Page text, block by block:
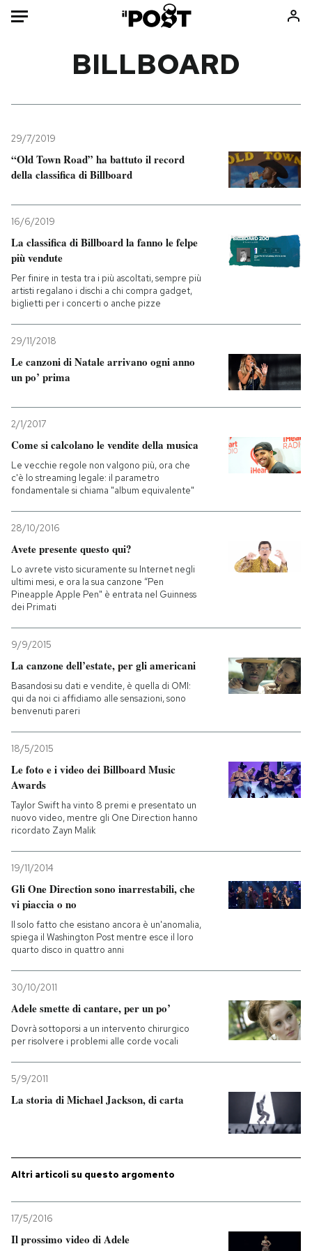
Mondo
Politica
Tecnologia
Scienza
Cultura
Economia
Sport
Consumismi
Europa
Mondiali calcio 2026
PODCAST
NEWSLETTER
SHOP
CALENDARIO
AREA PERSONALE
Entra
BILLBOARD
29/7/2019
“Old Town Road” ha battuto il record
della classifica di Billboard
16/6/2019
La classifica di Billboard la fanno le felpe
più vendute
Per finire in testa tra i più ascoltati, sempre più
artisti regalano i dischi a chi compra gadget,
biglietti per i concerti o anche pizze
29/11/2018
Le canzoni di Natale arrivano ogni anno
un po’ prima
2/1/2017
Come si calcolano le vendite della musica
Le vecchie regole non valgono più, ora che
c'è lo streaming legale: il parametro
fondamentale si chiama "album equivalente"
28/10/2016
Avete presente questo qui?
Lo avrete visto sicuramente su Internet negli
ultimi mesi, e ora la sua canzone “Pen
Pineapple Apple Pen" è entrata nel Guinness
dei Primati
9/9/2015
La canzone dell’estate, per gli americani
Basandosi su dati e vendite, è quella di OMI:
qui da noi ci affidiamo alle sensazioni, sono
benvenuti pareri
18/5/2015
Le foto e i video dei Billboard Music
Awards
Taylor Swift ha vinto 8 premi e presentato un
nuovo video, mentre gli One Direction hanno
ricordato Zayn Malik
19/11/2014
Gli One Direction sono inarrestabili, che
vi piaccia o no
Il solo fatto che esistano ancora è un'anomalia,
spiega il Washington Post mentre esce il loro
quarto disco in quattro anni
30/10/2011
Adele smette di cantare, per un po’
Dovrà sottoporsi a un intervento chirurgico
per risolvere i problemi alle corde vocali
5/9/2011
La storia di Michael Jackson, di carta
Altri articoli su questo argomento
17/5/2016
Il prossimo video di Adele